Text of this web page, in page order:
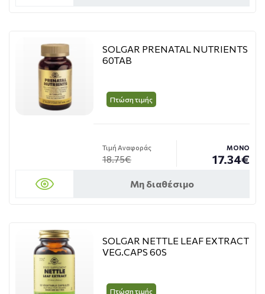
SOLGAR PRENATAL NUTRIENTS
60TAB
Πτώση τιμής
Τιμή Αναφοράς
18.75€
ΜΟΝΟ
17.34€
Μη διαθέσιμο
SOLGAR NETTLE LEAF EXTRACT
VEG.CAPS 60S
Πτώση τιμής